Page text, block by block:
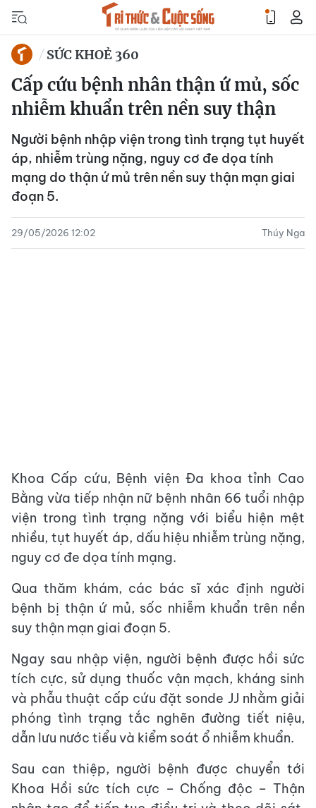
SỨC KHOẺ 360
Cấp cứu bệnh nhân thận ứ mủ, sốc
nhiễm khuẩn trên nền suy thận
Người bệnh nhập viện trong tình trạng tụt huyết
áp, nhiễm trùng nặng, nguy cơ đe dọa tính
mạng do thận ứ mủ trên nền suy thận mạn giai
đoạn 5.
29/05/2026 12:02 Thúy Nga
Khoa Cấp cứu, Bệnh viện Đa khoa tỉnh Cao
Bằng vừa tiếp nhận nữ bệnh nhân 66 tuổi nhập
viện trong tình trạng nặng với biểu hiện mệt
nhiều, tụt huyết áp, dấu hiệu nhiễm trùng nặng,
nguy cơ đe dọa tính mạng.
Qua thăm khám, các bác sĩ xác định người
bệnh bị thận ứ mủ, sốc nhiễm khuẩn trên nền
suy thận mạn giai đoạn 5.
Ngay sau nhập viện, người bệnh được hồi sức
tích cực, sử dụng thuốc vận mạch, kháng sinh
và phẫu thuật cấp cứu đặt sonde JJ nhằm giải
phóng tình trạng tắc nghẽn đường tiết niệu,
dẫn lưu nước tiểu và kiểm soát ổ nhiễm khuẩn.
Sau can thiệp, người bệnh được chuyển tới
Khoa Hồi sức tích cực – Chống độc – Thận